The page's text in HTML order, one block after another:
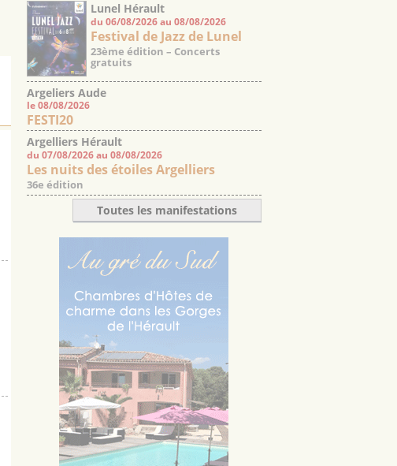
Lunel Hérault
du 06/08/2026 au 08/08/2026
Festival de Jazz de Lunel
23ème édition – Concerts
gratuits
Argeliers Aude
le 08/08/2026
FESTI20
Argelliers Hérault
du 07/08/2026 au 08/08/2026
Les nuits des étoiles Argelliers
36e édition
Toutes les manifestations